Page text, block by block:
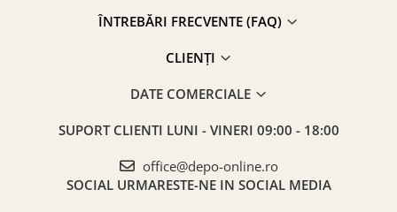
ÎNTREBĂRI FRECVENTE (FAQ)
CLIENȚI
DATE COMERCIALE
SUPORT CLIENTI LUNI - VINERI 09:00 - 18:00
office@depo-online.ro
SOCIAL URMARESTE-NE IN SOCIAL MEDIA